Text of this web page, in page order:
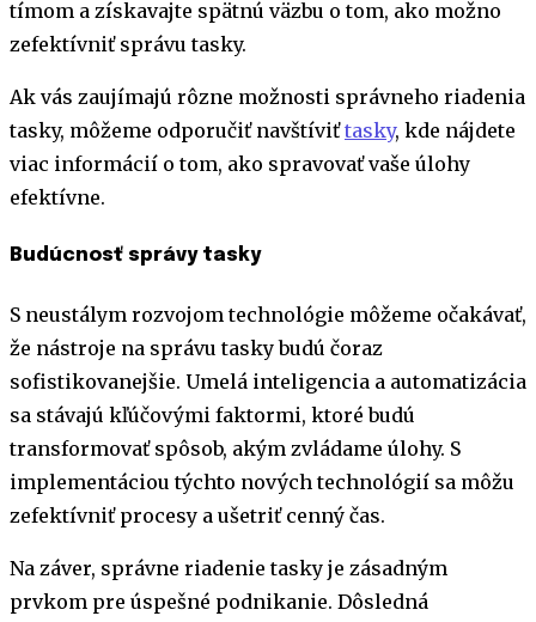
tímom a získavajte spätnú väzbu o tom, ako možno
zefektívniť správu tasky.
Ak vás zaujímajú rôzne možnosti správneho riadenia
tasky, môžeme odporučiť navštíviťtasky, kde nájdete
viac informácií o tom, ako spravovať vaše úlohy
efektívne.
Budúcnosť správy tasky
S neustálym rozvojom technológie môžeme očakávať,
že nástroje na správu tasky budú čoraz
sofistikovanejšie. Umelá inteligencia a automatizácia
sa stávajú kľúčovými faktormi, ktoré budú
transformovať spôsob, akým zvládame úlohy. S
implementáciou týchto nových technológií sa môžu
zefektívniť procesy a ušetriť cenný čas.
Na záver, správne riadenie tasky je zásadným
prvkom pre úspešné podnikanie. Dôsledná